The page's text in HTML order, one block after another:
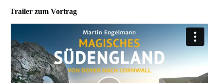
Trailer zum Vortrag